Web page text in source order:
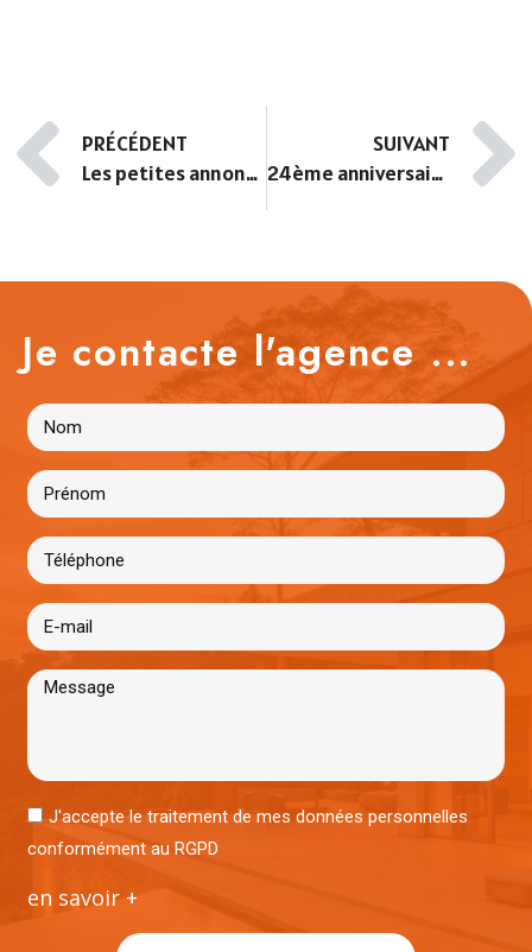
PRÉCÉDENT
Les petites annonces immobilières
SUIVANT
24ème anniversaire de l’agence Istra
Je contacte l'agence ...
J'accepte le traitement de mes données personnelles
conformément au RGPD
en savoir +